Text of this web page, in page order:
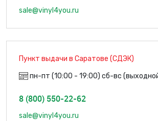
sale@vinyl4you.ru
Пункт выдачи в Саратове (СДЭК)
пн-пт (10:00 - 19:00) сб-вс
8 (800) 550-22-62
sale@vinyl4you.ru